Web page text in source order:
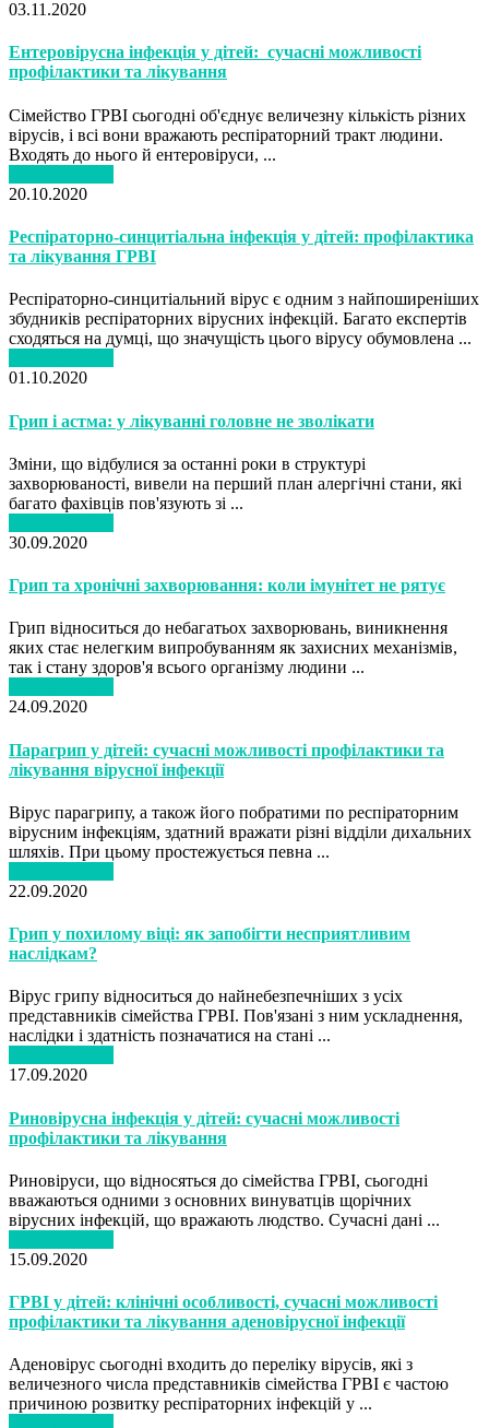
03.11.2020
Ентеровірусна інфекція у дітей: сучасні можливості
профілактики та лікування
Сімейство ГРВІ сьогодні об'єднує величезну кількість різних
вірусів, і всі вони вражають респіраторний тракт людини.
Входять до нього й ентеровіруси, ...
20.10.2020
Респіраторно-синцитіальна інфекція у дітей: профілактика
та лікування ГРВІ
Респіраторно-синцитіальний вірус є одним з найпоширеніших
збудників респіраторних вірусних інфекцій. Багато експертів
сходяться на думці, що значущість цього вірусу обумовлена ...
01.10.2020
Грип і астма: у лікуванні головне не зволікати
Зміни, що відбулися за останні роки в структурі
захворюваності, вивели на перший план алергічні стани, які
багато фахівців пов'язують зі ...
30.09.2020
Грип та хронічні захворювання: коли імунітет не рятує
Грип відноситься до небагатьох захворювань, виникнення
яких стає нелегким випробуванням як захисних механізмів,
так і стану здоров'я всього організму людини ...
24.09.2020
Парагрип у дітей: сучасні можливості профілактики та
лікування вірусної інфекції
Вірус парагрипу, а також його побратими по респіраторним
вірусним інфекціям, здатний вражати різні відділи дихальних
шляхів. При цьому простежується певна ...
22.09.2020
Грип у похилому віці: як запобігти несприятливим
наслідкам?
Вірус грипу відноситься до найнебезпечніших з усіх
представників сімейства ГРВІ. Пов'язані з ним ускладнення,
наслідки і здатність позначатися на стані ...
17.09.2020
Риновірусна інфекція у дітей: сучасні можливості
профілактики та лікування
Риновіруси, що відносяться до сімейства ГРВІ, сьогодні
вважаються одними з основних винуватців щорічних
вірусних інфекцій, що вражають людство. Сучасні дані ...
15.09.2020
ГРВІ у дітей: клінічні особливості, сучасні можливості
профілактики та лікування аденовірусної інфекції
Аденовірус сьогодні входить до переліку вірусів, які з
величезного числа представників сімейства ГРВІ є частою
причиною розвитку респіраторних інфекцій у ...